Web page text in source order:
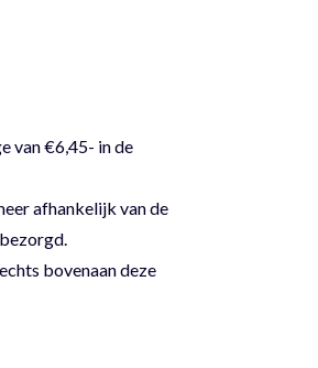
van €6,45- in de
afhankelijk van de
bovenaan deze